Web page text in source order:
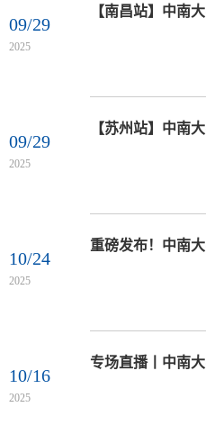
09/29
2025
09/29
2025
10/24
2025
10/16
2025